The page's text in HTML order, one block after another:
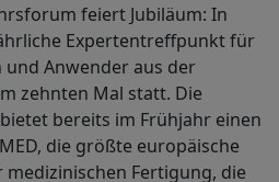
feiert Jubiläum: In
Expertentreffpunkt für
und Anwender aus der
zehnten Mal statt. Die
bereits im Frühjahr einen
die größte europäische
Fertigung, die